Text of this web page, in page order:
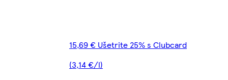
15,69 € Ušetrite 25% s Clubcard
(3,14 €/l)